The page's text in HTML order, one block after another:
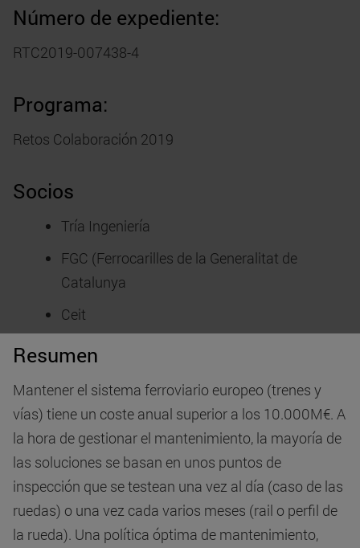
Número de expediente:
RTC2019-007438-4
Programa:
Retos Colaboración 2019
Socios
Tría Ingeniería
FGC (Ferrocarilles de la Generalitat de
Catalunya
Ceit
Resumen
Mantener el sistema ferroviario europeo (trenes y
vías) tiene un coste anual superior a los 10.000M€. A
la hora de gestionar el mantenimiento, la mayoría de
las soluciones se basan en unos puntos de
inspección que se testean una vez al día (caso de las
ruedas) o una vez cada varios meses (rail o perfil de
la rueda). Una política óptima de mantenimiento,